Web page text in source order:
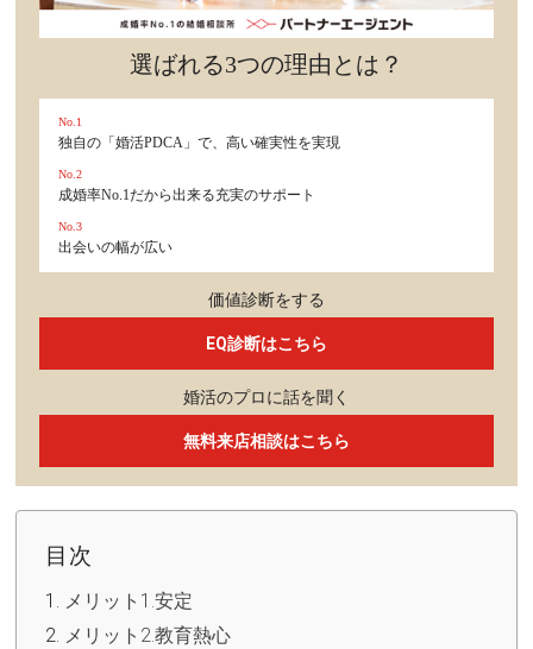
選ばれる3つの理由とは？
No.1
独自の「婚活PDCA」で、高い確実性を実現
No.2
成婚率No.1だから出来る充実のサポート
No.3
出会いの幅が広い
価値診断をする
EQ診断はこちら
婚活のプロに話を聞く
無料来店相談はこちら
目次
メリット1.安定
メリット2.教育熱心